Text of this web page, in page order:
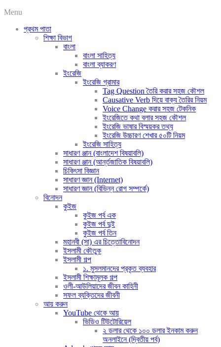
Menu
প্রথম পাতা
শিক্ষা বিভাগ
বাংলা
বাংলা সাহিত্য
বাংলা ব্যাকরণ
ইংরেজি
ইংরেজি গ্রামার
Tag Question তৈরি করার সহজ কৌশল
Causative Verb দিয়ে বাক্য তৈরির নিয়ম
Voice Change করার সহজ টেকনিক
ইংরেজিতে কথা বলার সহজ কৌশল
ইংরেজি ভাষার বিস্ময়কর তথ্য
ইংরেজি উচ্চারণ শেখার ৫০টি নিয়ম
ইংরেজি সাহিত্য
সাধারণ ঞ্জান (বাংলাদেশ বিষয়াবলি)
সাধারণ ঞ্জান (আর্ন্তজাতিক বিষয়াবলি)
চিকিৎসা বিজ্ঞান
সাধারণ জ্ঞান (Internet)
সাধারণ জ্ঞান (বিভিন্ন রোগ সম্পর্কে)
বিনোদন
কুইজ
কুইজ পর্ব এক
কুইজ পর্ব দুই
কুইজ পর্ব তিন
মহানবী (সা) এর চিত্তোবিনোদন
ইসলামী কৌতুক
ইসলামী গল্প
১. মুসলমানদের প্রকৃত ব্যবহার
ইসলামী শিক্ষামূলক গল্প
ওলী-আউলিয়াদের জীবন কাহিনী
সফল ব্যক্তিদের জীবনী
আয় করুন
YouTube থেকে আয়
ভিডিও টিউটোরিয়েল
২ ডলার থেকে ১০০ ডলার ইনকাম করুন
অনলাইনে (দ্বিতীয় পর্ব)